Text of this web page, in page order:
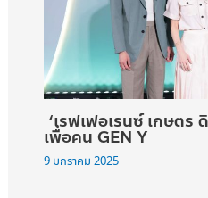
‘เรฟเฟอเรนซ์ เกษตร
เพื่อคน GEN Y
9 มกราคม 2025